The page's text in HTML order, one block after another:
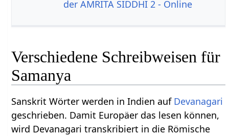
der AMRITA SIDDHI 2 - Online
Verschiedene Schreibweisen für
Samanya
Sanskrit Wörter werden in Indien auf Devanagari
geschrieben. Damit Europäer das lesen können,
wird Devanagari transkribiert in die Römische